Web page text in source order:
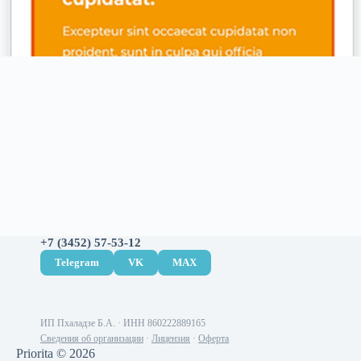
+7 (3452) 57-53-12
Telegram VK MAX
ИП Пхаладзе Б.А. · ИНН 860222889165
Сведения об организации · Лицензия · Оферта
Priorita © 2026